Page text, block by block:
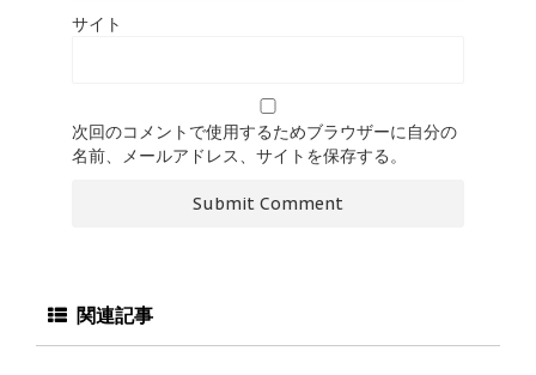
サイト
次回のコメントで使用するためブラウザーに自分の
名前、メールアドレス、サイトを保存する。
関連記事